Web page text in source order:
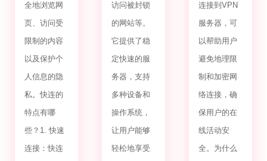
全地浏览网
页、访问受
限制的内容
以及保护个
人信息的隐
私。快连的
特点有哪
些？1. 快速
连接：快连
访问被封锁
的网站等。
它提供了稳
定快速的服
务器，支持
多种设备和
操作系统，
让用户能够
轻松地享受
连接到VPN
服务器，可
以帮助用户
避免地理限
制和加密网
络连接，确
保用户的在
线活动安
全。为什么